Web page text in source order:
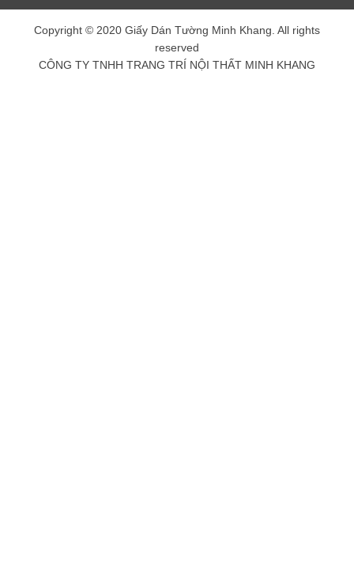
Copyright © 2020 Giấy Dán Tường Minh Khang. All rights
reserved
CÔNG TY TNHH TRANG TRÍ NỘI THẤT MINH KHANG